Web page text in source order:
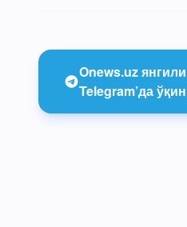
Onews.uz
Telegram’да